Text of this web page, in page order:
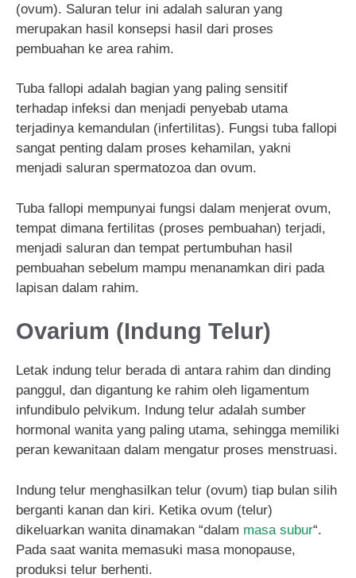
(ovum). Saluran telur ini adalah saluran yang
merupakan hasil konsepsi hasil dari proses
pembuahan ke area rahim.
Tuba fallopi adalah bagian yang paling sensitif
terhadap infeksi dan menjadi penyebab utama
terjadinya kemandulan (infertilitas). Fungsi tuba fallopi
sangat penting dalam proses kehamilan, yakni
menjadi saluran spermatozoa dan ovum.
Tuba fallopi mempunyai fungsi dalam menjerat ovum,
tempat dimana fertilitas (proses pembuahan) terjadi,
menjadi saluran dan tempat pertumbuhan hasil
pembuahan sebelum mampu menanamkan diri pada
lapisan dalam rahim.
Ovarium (Indung Telur)
Letak indung telur berada di antara rahim dan dinding
panggul, dan digantung ke rahim oleh ligamentum
infundibulo pelvikum. Indung telur adalah sumber
hormonal wanita yang paling utama, sehingga memiliki
peran kewanitaan dalam mengatur proses menstruasi.
Indung telur menghasilkan telur (ovum) tiap bulan silih
berganti kanan dan kiri. Ketika ovum (telur)
dikeluarkan wanita dinamakan “dalam masa subur“.
Pada saat wanita memasuki masa monopause,
produksi telur berhenti.